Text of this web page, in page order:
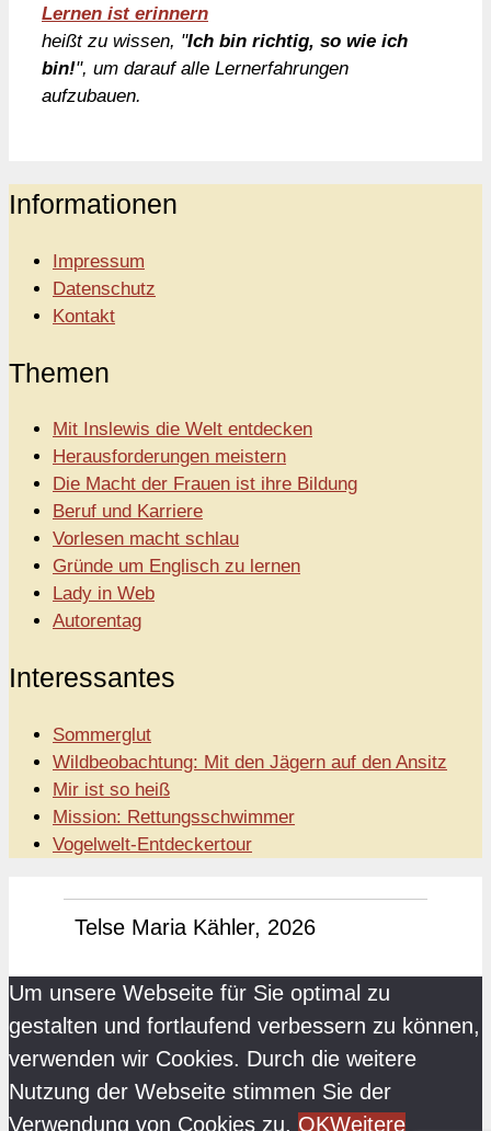
Lernen ist erinnern
heißt zu wissen, "Ich bin richtig, so wie ich
bin!", um darauf alle Lernerfahrungen
aufzubauen.
Informationen
Impressum
Datenschutz
Kontakt
Themen
Mit Inslewis die Welt entdecken
Herausforderungen meistern
Die Macht der Frauen ist ihre Bildung
Beruf und Karriere
Vorlesen macht schlau
Gründe um Englisch zu lernen
Lady in Web
Autorentag
Interessantes
Sommerglut
Wildbeobachtung: Mit den Jägern auf den Ansitz
Mir ist so heiß
Mission: Rettungsschwimmer
Vogelwelt-Entdeckertour
Telse Maria Kähler, 2026
Um unsere Webseite für Sie optimal zu
gestalten und fortlaufend verbessern zu können,
verwenden wir Cookies. Durch die weitere
Nutzung der Webseite stimmen Sie der
Verwendung von Cookies zu. OKWeitere